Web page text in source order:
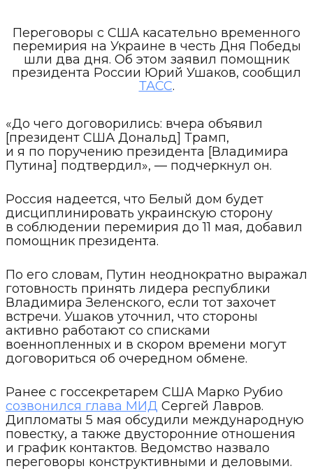
Переговоры с США касательно временного
перемирия на Украине в честь Дня Победы
шли два дня. Об этом заявил помощник
президента России Юрий Ушаков, сообщил
ТАСС.
«До чего договорились: вчера объявил
[президент США Дональд] Трамп,
и я по поручению президента [Владимира
Путина] подтвердил», — подчеркнул он.
Россия надеется, что Белый дом будет
дисциплинировать украинскую сторону
в соблюдении перемирия до 11 мая, добавил
помощник президента.
По его словам, Путин неоднократно выражал
готовность принять лидера республики
Владимира Зеленского, если тот захочет
встречи. Ушаков уточнил, что стороны
активно работают со списками
военнопленных и в скором времени могут
договориться об очередном обмене.
Ранее с госсекретарем США Марко Рубио
созвонился глава МИД Сергей Лавров.
Дипломаты 5 мая обсудили международную
повестку, а также двусторонние отношения
и график контактов. Ведомство назвало
переговоры конструктивными и деловыми.